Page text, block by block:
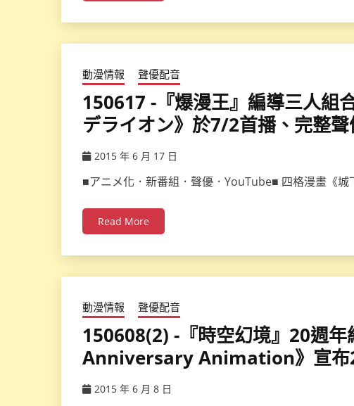
動漫情報 聲優配音
150617 -『爆漫王』編導三人組
デライオン》於7/2首播、完整聲
2015 年 6 月 17 日
■アニメ化．新番組．聲優．YouTube■ 四格漫畫《
Read More
動漫情報 聲優配音
150608(2) -『時空幻境』20週
Anniversary Animation》宣布
2015 年 6 月 8 日